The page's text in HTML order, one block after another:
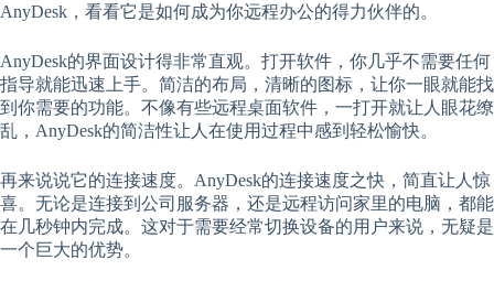
AnyDesk，看看它是如何成为你远程办公的得力伙伴的。
AnyDesk的界面设计得非常直观。打开软件，你几乎不需要任何
指导就能迅速上手。简洁的布局，清晰的图标，让你一眼就能找
到你需要的功能。不像有些远程桌面软件，一打开就让人眼花缭
乱，AnyDesk的简洁性让人在使用过程中感到轻松愉快。
再来说说它的连接速度。AnyDesk的连接速度之快，简直让人惊
喜。无论是连接到公司服务器，还是远程访问家里的电脑，都能
在几秒钟内完成。这对于需要经常切换设备的用户来说，无疑是
一个巨大的优势。